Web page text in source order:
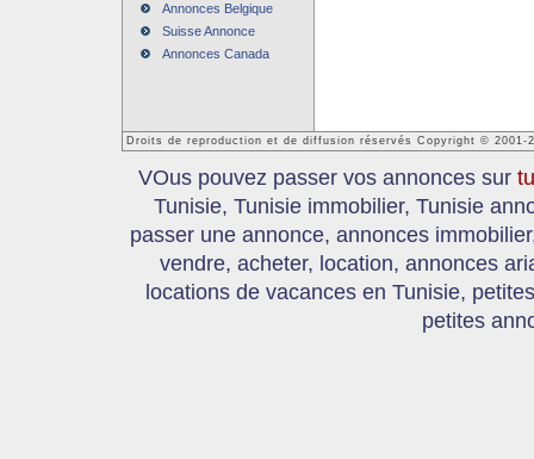
Annonces Belgique
Suisse Annonce
Annonces Canada
Droits de reproduction et de diffusion réservés Copyright © 2001-
VOus pouvez passer vos annonces sur
Tunisie, Tunisie immobilier, Tunisie
passer une annonce, annonces
vendre, acheter, location, annonces
locations de vacances en Tunisie,
petites